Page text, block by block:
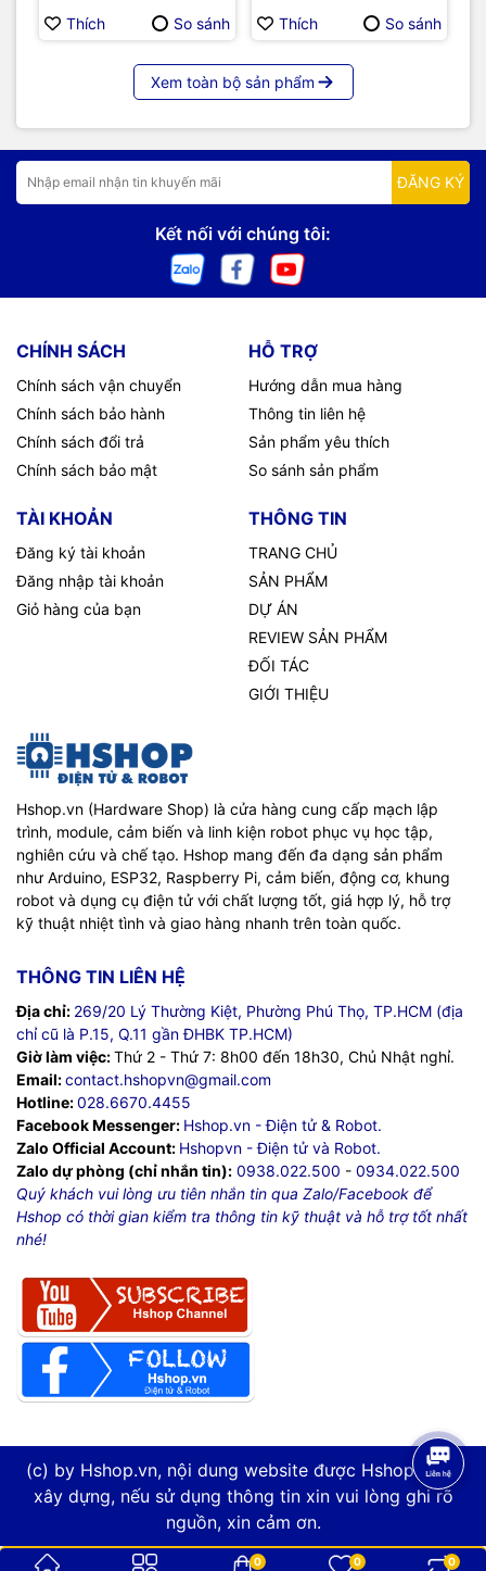
Thích So sánh Thích So sánh
Xem toàn bộ sản phẩm
ĐĂNG KÝ
Kết nối với chúng tôi:
CHÍNH SÁCH
Chính sách vận chuyển
Chính sách bảo hành
Chính sách đổi trả
Chính sách bảo mật
HỖ TRỢ
Hướng dẫn mua hàng
Thông tin liên hệ
Sản phẩm yêu thích
So sánh sản phẩm
TÀI KHOẢN
Đăng ký tài khoản
Đăng nhập tài khoản
Giỏ hàng của bạn
THÔNG TIN
TRANG CHỦ
SẢN PHẨM
DỰ ÁN
REVIEW SẢN PHẨM
ĐỐI TÁC
GIỚI THIỆU
Hshop.vn (Hardware Shop) là cửa hàng cung cấp mạch lập
trình, module, cảm biến và linh kiện robot phục vụ học tập,
nghiên cứu và chế tạo. Hshop mang đến đa dạng sản phẩm
như Arduino, ESP32, Raspberry Pi, cảm biến, động cơ, khung
robot và dụng cụ điện tử với chất lượng tốt, giá hợp lý, hỗ trợ
kỹ thuật nhiệt tình và giao hàng nhanh trên toàn quốc.
THÔNG TIN LIÊN HỆ
Địa chỉ: 269/20 Lý Thường Kiệt, Phường Phú Thọ, TP.HCM (địa
chỉ cũ là P.15, Q.11 gần ĐHBK TP.HCM)
Giờ làm việc:Thứ 2 - Thứ 7: 8h00 đến 18h30, Chủ Nhật nghỉ.
Email:contact.hshopvn@gmail.com
Hotline:028.6670.4455
Facebook Messenger: Hshop.vn - Điện tử & Robot.
Zalo Official Account: Hshopvn - Điện tử và Robot.
Zalo dự phòng (chỉ nhắn tin): 0938.022.500 - 0934.022.500
Quý khách vui lòng ưu tiên nhắn tin qua Zalo/Facebook để
Hshop có thời gian kiểm tra thông tin kỹ thuật và hỗ trợ tốt nhất
nhé!
(c) by Hshop.vn, nội dung website được Hshop.vn tự
xây dựng, nếu sử dụng thông tin xin vui lòng ghi rõ
nguồn, xin cảm ơn.
0 0 0